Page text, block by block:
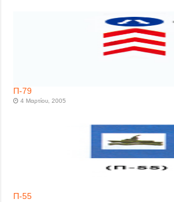
Π-79
4 Μαρτίου, 2005
Π-55